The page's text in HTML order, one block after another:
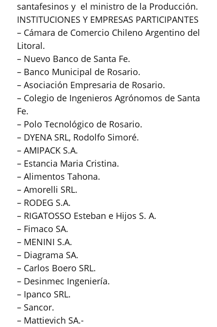
santafesinos y el ministro de la Producción.
INSTITUCIONES Y EMPRESAS PARTICIPANTES
– Cámara de Comercio Chileno Argentino del
Litoral.
– Nuevo Banco de Santa Fe.
– Banco Municipal de Rosario.
– Asociación Empresaria de Rosario.
– Colegio de Ingenieros Agrónomos de Santa
Fe.
– Polo Tecnológico de Rosario.
– DYENA SRL, Rodolfo Simoré.
– AMIPACK S.A.
– Estancia Maria Cristina.
– Alimentos Tahona.
– Amorelli SRL.
– RODEG S.A.
– RIGATOSSO Esteban e Hijos S. A.
– Fimaco SA.
– MENINI S.A.
– Diagrama SA.
– Carlos Boero SRL.
– Desinmec Ingeniería.
– Ipanco SRL.
– Sancor.
– Mattievich SA.-